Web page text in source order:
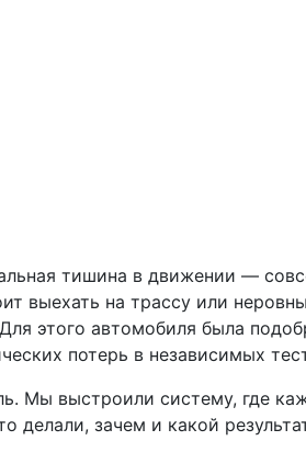
тишина в движении —
выехать на трассу или
этого автомобиля была
потерь в независимых
Мы выстроили систему, где
зачем и какой